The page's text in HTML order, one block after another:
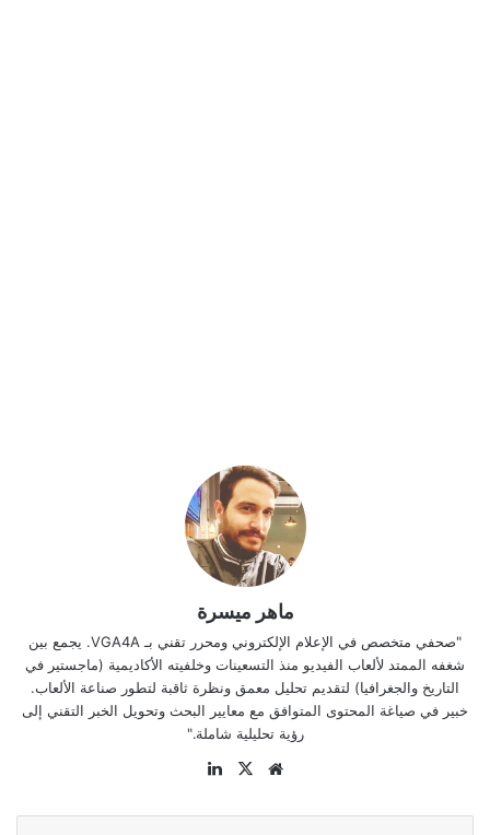
ماهر ميسرة
"صحفي متخصص في الإعلام الإلكتروني ومحرر تقني بـ VGA4A. يجمع بين
شغفه الممتد لألعاب الفيديو منذ التسعينات وخلفيته الأكاديمية (ماجستير في
التاريخ والجغرافيا) لتقديم تحليل معمق ونظرة ثاقبة لتطور صناعة الألعاب.
خبير في صياغة المحتوى المتوافق مع معايير البحث وتحويل الخبر التقني إلى
رؤية تحليلية شاملة."
موقع
‫X